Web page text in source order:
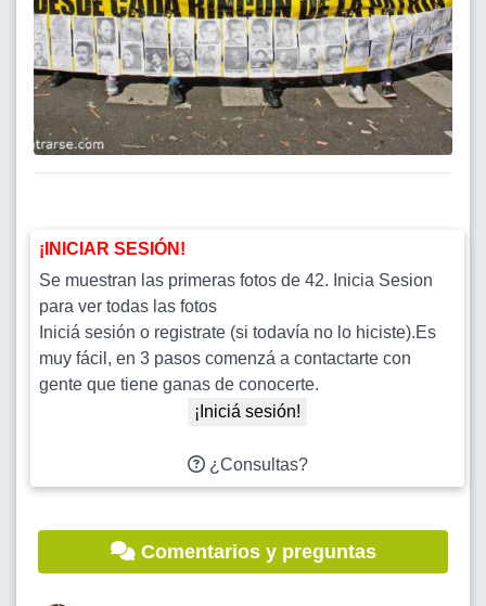
¡INICIAR SESIÓN!
Se muestran las primeras fotos de 42. Inicia Sesion
para ver todas las fotos
Iniciá sesión o registrate (si todavía no lo hiciste).Es
muy fácil, en 3 pasos comenzá a contactarte con
gente que tiene ganas de conocerte.
¡Iniciá sesión!
¿Consultas?
Comentarios y preguntas